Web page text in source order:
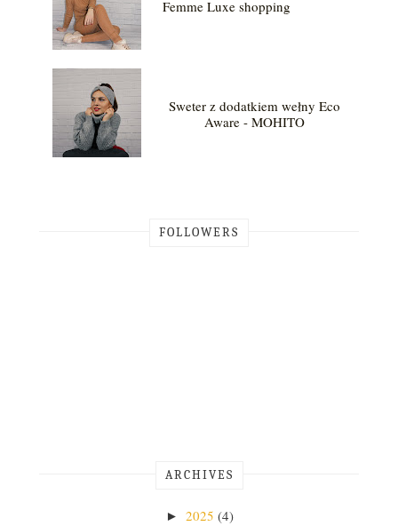
Femme Luxe shopping
Sweter z dodatkiem wełny Eco
Aware - MOHITO
FOLLOWERS
ARCHIVES
► 2025 (4)